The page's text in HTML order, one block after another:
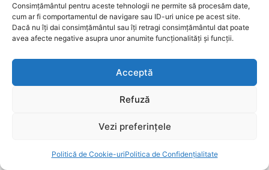
Consimțământul pentru aceste tehnologii ne permite să procesăm date,
cum ar fi comportamentul de navigare sau ID-uri unice pe acest site.
Dacă nu îți dai consimțământul sau îți retragi consimțământul dat poate
avea afecte negative asupra unor anumite funcționalități și funcții.
Acceptă
Refuză
Vezi preferințele
Politică de Cookie-uriPolitica de Confidențialitate